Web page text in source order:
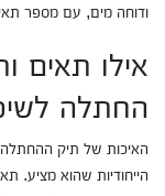
ודוחה מים, עם מספר
אילו תאים
החתלה
האיכות של תיק
הייחודיות שהוא מציע.